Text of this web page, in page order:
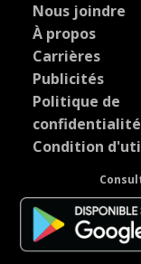
Nous joindre
À propos
Carrières
Publicités
Politique de
confidentialité
Condition